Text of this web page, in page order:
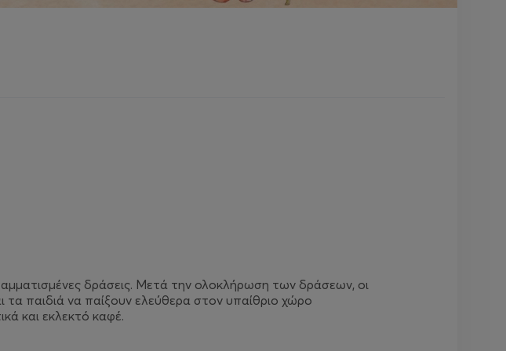
δράσεις. Μετά την ολοκλήρωση των δράσεων, οι
παιδιά να παίξουν ελεύθερα στον υπαίθριο χώρο
και εκλεκτό καφέ.